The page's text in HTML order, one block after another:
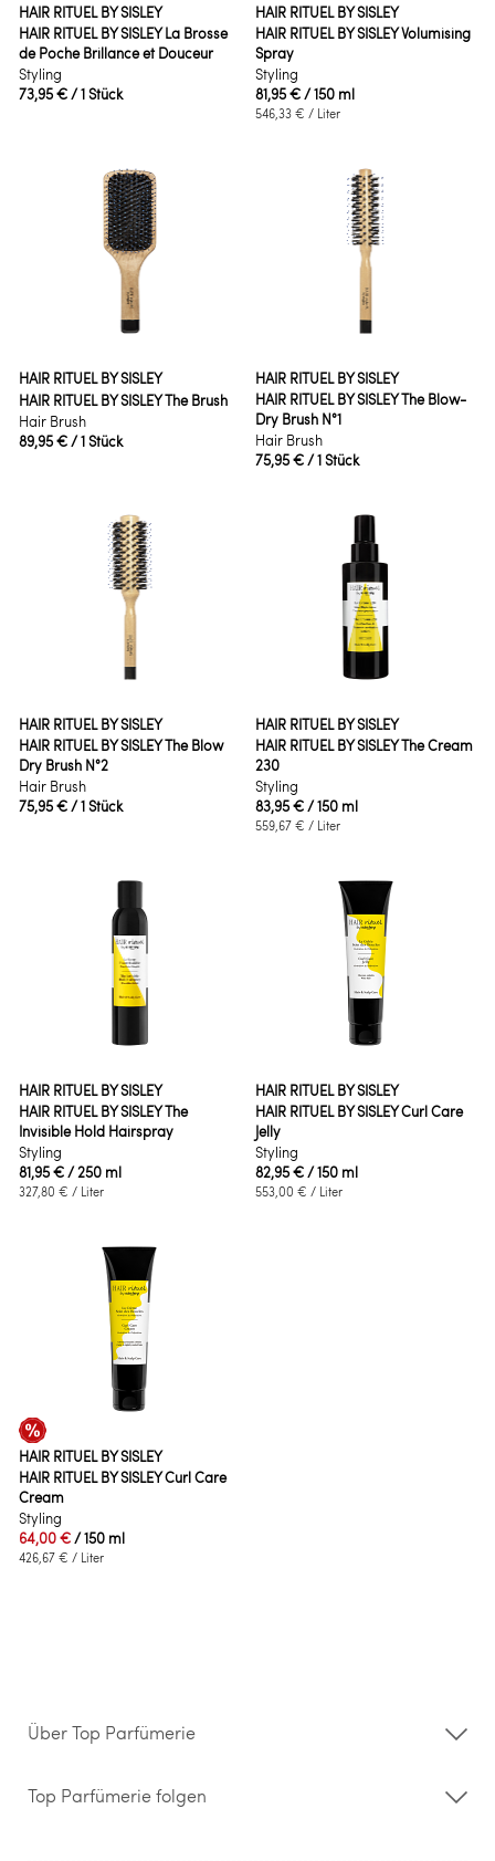
HAIR RITUEL BY SISLEY
HAIR RITUEL BY SISLEY La Brosse
de Poche Brillance et Douceur
Styling
73,95 €/ 1 Stück
HAIR RITUEL BY SISLEY
HAIR RITUEL BY SISLEY Volumising
Spray
Styling
81,95 €/ 150 ml
546,33 € / Liter
HAIR RITUEL BY SISLEY
HAIR RITUEL BY SISLEY The Brush
Hair Brush
89,95 €/ 1 Stück
HAIR RITUEL BY SISLEY
HAIR RITUEL BY SISLEY The Blow-
Dry Brush N°1
Hair Brush
75,95 €/ 1 Stück
HAIR RITUEL BY SISLEY
HAIR RITUEL BY SISLEY The Blow
Dry Brush N°2
Hair Brush
75,95 €/ 1 Stück
HAIR RITUEL BY SISLEY
HAIR RITUEL BY SISLEY The Cream
230
Styling
83,95 €/ 150 ml
559,67 € / Liter
HAIR RITUEL BY SISLEY
HAIR RITUEL BY SISLEY The
Invisible Hold Hairspray
Styling
81,95 €/ 250 ml
327,80 € / Liter
HAIR RITUEL BY SISLEY
HAIR RITUEL BY SISLEY Curl Care
Jelly
Styling
82,95 €/ 150 ml
553,00 € / Liter
HAIR RITUEL BY SISLEY
HAIR RITUEL BY SISLEY Curl Care
Cream
Styling
64,00 €/ 150 ml
426,67 € / Liter
Über Top Parfümerie
Storefinder
Kontakt
Top Parfümerie folgen